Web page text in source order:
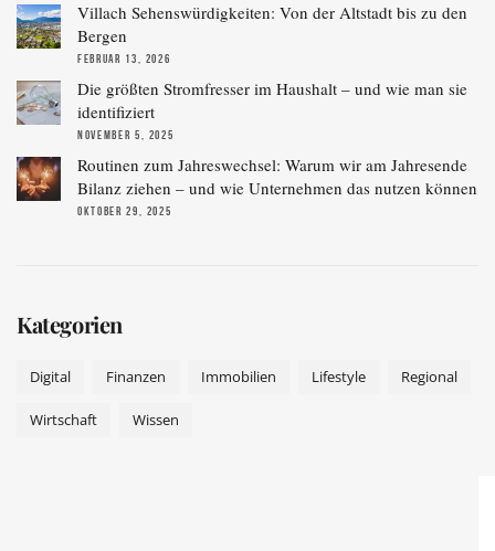
Villach Sehenswürdigkeiten: Von der Altstadt bis zu den
Bergen
FEBRUAR 13, 2026
Die größten Stromfresser im Haushalt – und wie man sie
identifiziert
NOVEMBER 5, 2025
Routinen zum Jahreswechsel: Warum wir am Jahresende
Bilanz ziehen – und wie Unternehmen das nutzen können
OKTOBER 29, 2025
Kategorien
Digital Finanzen Immobilien Lifestyle Regional
Wirtschaft Wissen